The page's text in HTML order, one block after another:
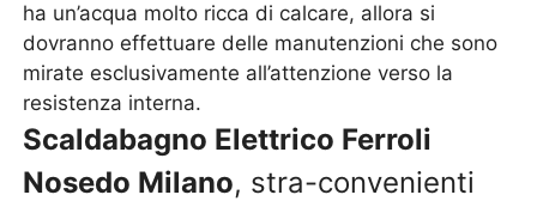
ha un’acqua molto ricca di calcare, allora si
dovranno effettuare delle manutenzioni che sono
mirate esclusivamente all’attenzione verso la
resistenza interna.
Scaldabagno Elettrico Ferroli
Nosedo Milano, stra-convenienti